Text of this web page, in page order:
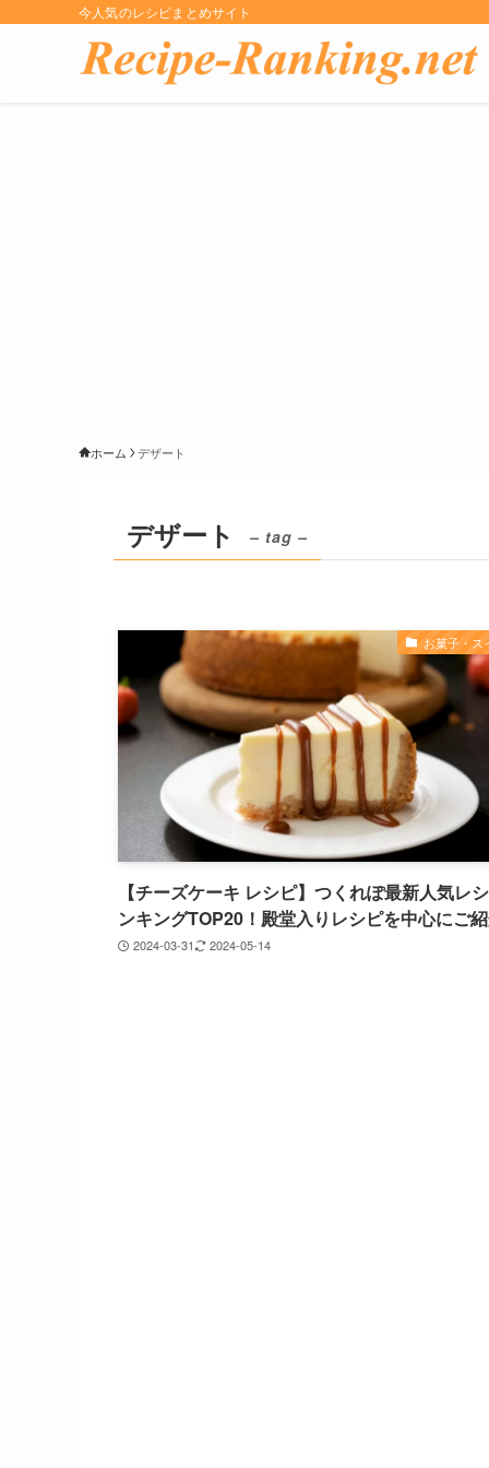
今人気のレシピまとめサイト
ホーム デザート
デザート – tag –
お菓子・ス
【チーズケーキ レシピ】つくれぽ最新人気レ
ンキングTOP20！殿堂入りレシピを中心にご
2024-03-31 2024-05-14